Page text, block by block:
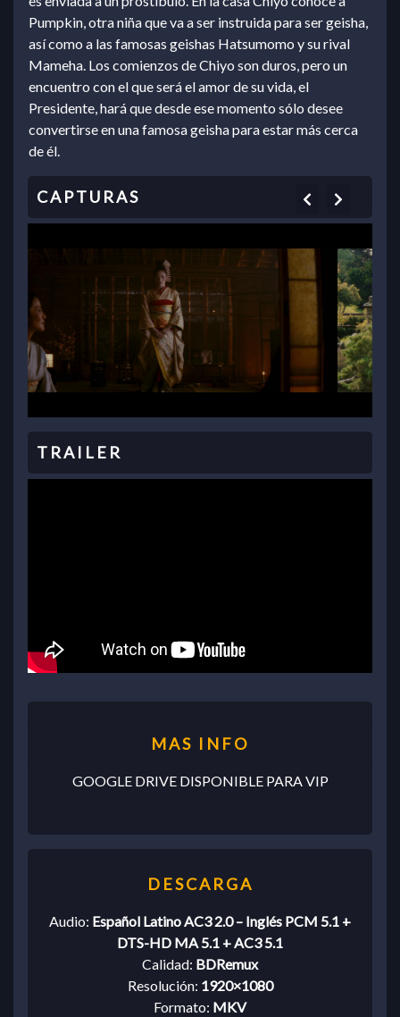
Pumpkin, otra niña que va a ser instruida para ser geisha,
así como a las famosas geishas Hatsumomo y su rival
Mameha. Los comienzos de Chiyo son duros, pero un
encuentro con el que será el amor de su vida, el
Presidente, hará que desde ese momento sólo desee
convertirse en una famosa geisha para estar más cerca
de él.
Previous
GOOGLE DRIVE DISPONIBLE PARA VIP
Audio: Español Latino AC3 2.0 – Inglés PCM 5.1 +
DTS-HD MA 5.1 + AC3 5.1
Calidad: BDRemux
Resolución: 1920×1080
Formato: MKV